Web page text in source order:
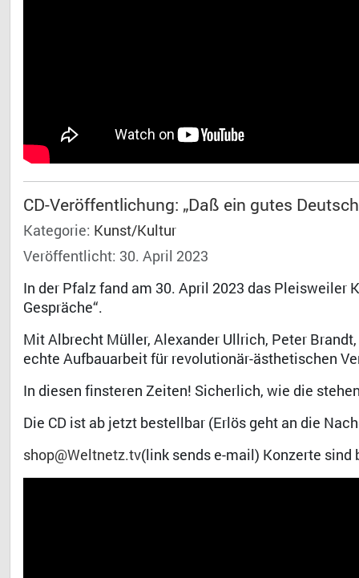
CD-Veröffentlichung: „Daß ein gutes
Kategorie: Kunst/Kultur
Veröffentlicht: 30. April 2023
In der Pfalz fand am 30. April 2023 das Pleisweiler
Gespräche“.
Mit Albrecht Müller, Alexander Ullrich, Peter
echte Aufbauarbeit für revolutionär-ästhetischen
In diesen finsteren Zeiten! Sicherlich, wie die
Die CD ist ab jetzt bestellbar (Erlös geht an die
shop@Weltnetz.tv(link sends e-mail) Konzerte sind